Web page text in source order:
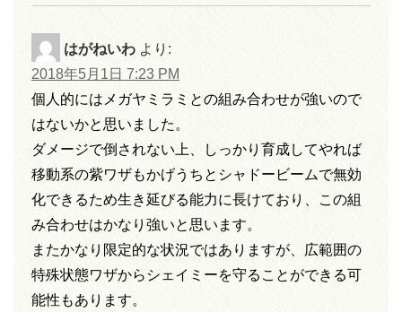
はがねいわ より:
2018年5月1日 7:23 PM
個人的にはメガヤミラミとの組み合わせが強いので
はないかと思いました。
ダメージで倒されない上、しっかり育成してやれば
移動系の紫ワザもかげうちとシャドービームで無効
化できるため生き延びる能力に長けており、この組
み合わせはかなり強いと思います。
またかなり限定的な状況ではありますが、広範囲の
特殊状態ワザからシェイミーを守ることができる可
能性もあります。